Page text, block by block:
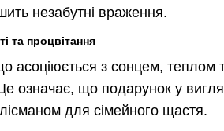
незабутні враження.
та процвітання
асоціюється з сонцем, теплом
означає, що подарунок у
для сімейного щастя.